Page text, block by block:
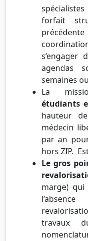
forfait
s’engager
agendas
semaines
La
étudiants
hauteur
médecin
par an
hors ZIP.
Le gros
marge) qui
travaux